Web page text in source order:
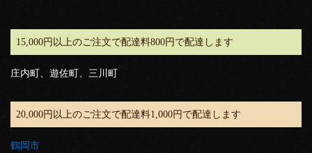
15,000円以上のご注文で配達料800円で配達します
庄内町、遊佐町、三川町
20,000円以上のご注文で配達料1,000円で配達します
鶴岡市